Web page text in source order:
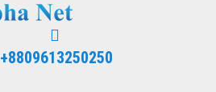
+8809613250250